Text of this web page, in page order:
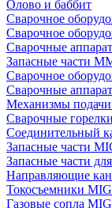
Олово и баббит
Сварочное
Сварочное
Сварочные
Запасные части
Сварочное
Сварочные
Механизмы
Сварочные
Соединительный
Запасные части
Запасные части
Направляющие
Токосъемники
Газовые сопла